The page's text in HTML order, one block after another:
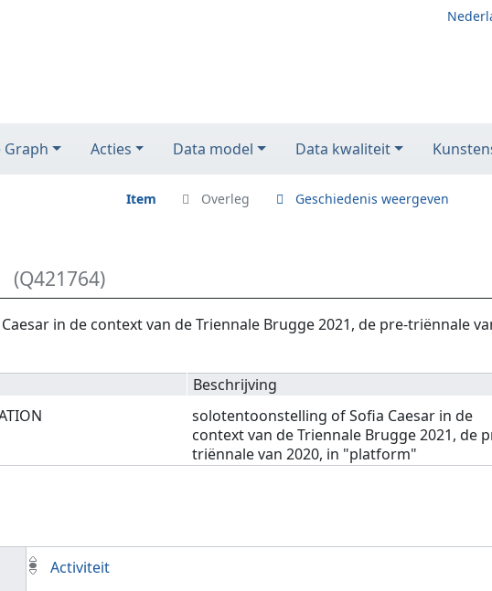
Acties Data model Data kwaliteit
Item Overleg Geschiedenis weergeven
(Q421764)
in de context van de Triennale Brugge 2021, de pre-triënnale
Beschrijving
solotentoonstelling of Sofia Caesar in de
context van de Triennale Brugge 2021, de
triënnale van 2020, in "platform"
Activiteit